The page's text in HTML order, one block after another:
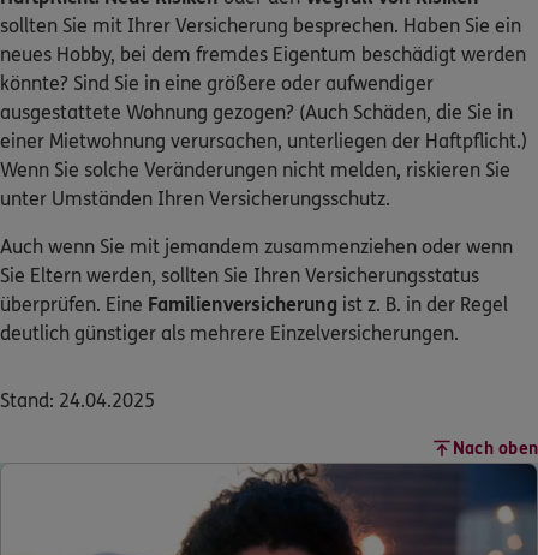
sollten Sie mit Ihrer Versicherung besprechen. Haben Sie ein
neues Hobby, bei dem fremdes Eigentum beschädigt werden
könnte? Sind Sie in eine größere oder aufwendiger
ausgestattete Wohnung gezogen? (Auch Schäden, die Sie in
einer Mietwohnung verursachen, unterliegen der Haftpflicht.)
Wenn Sie solche Veränderungen nicht melden, riskieren Sie
unter Umständen Ihren Versicherungsschutz.
Auch wenn Sie mit jemandem zusammenziehen oder wenn
Sie Eltern werden, sollten Sie Ihren Versicherungsstatus
überprüfen. Eine Familienversicherung ist z. B. in der Regel
deutlich günstiger als mehrere Einzelversicherungen.
Stand: 24.04.2025
Nach oben